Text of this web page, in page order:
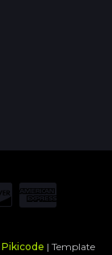
Pikicode | Template